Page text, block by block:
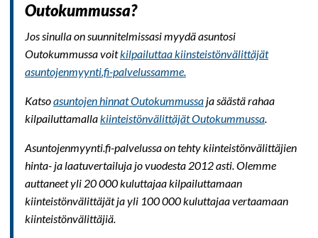
Outokummussa?
Jos sinulla on suunnitelmissasi myydä asuntosi
Outokummussa voitkilpailuttaa kiinsteistönvälittäjät
asuntojenmyynti.fi-palvelussamme.
Katsoasuntojen hinnat Outokummussa ja säästä rahaa
kilpailuttamallakiinteistönvälittäjät Outokummussa.
Asuntojenmyynti.fi-palvelussa on tehty kiinteistönvälittäjien
hinta- ja laatuvertailuja jo vuodesta 2012 asti. Olemme
auttaneet yli 20 000 kuluttajaa kilpailuttamaan
kiinteistönvälittäjät ja yli 100 000 kuluttajaa vertaamaan
kiinteistönvälittäjiä.